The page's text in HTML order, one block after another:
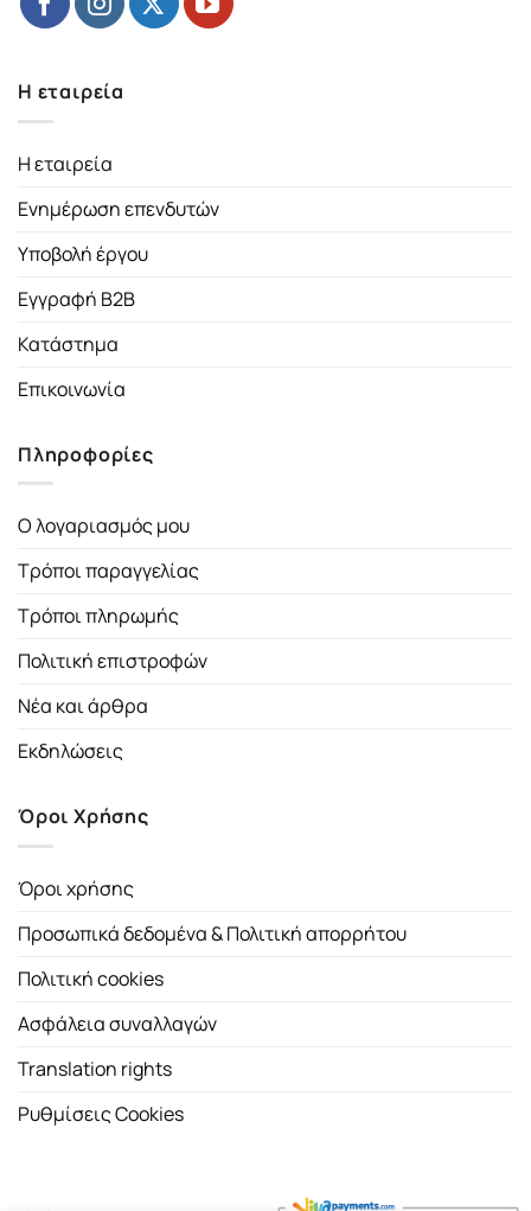
Η εταιρεία
Η εταιρεία
Ενημέρωση επενδυτών
Υποβολή έργου
Εγγραφή B2B
Κατάστημα
Επικοινωνία
Πληροφορίες
Ο λογαριασμός μου
Τρόποι παραγγελίας
Τρόποι πληρωμής
Πολιτική επιστροφών
Νέα και άρθρα
Εκδηλώσεις
Όροι Χρήσης
Όροι χρήσης
Προσωπικά δεδομένα & Πολιτική απορρήτου
Πολιτική cookies
Ασφάλεια συναλλαγών
Translation rights
Ρυθμίσεις Cookies